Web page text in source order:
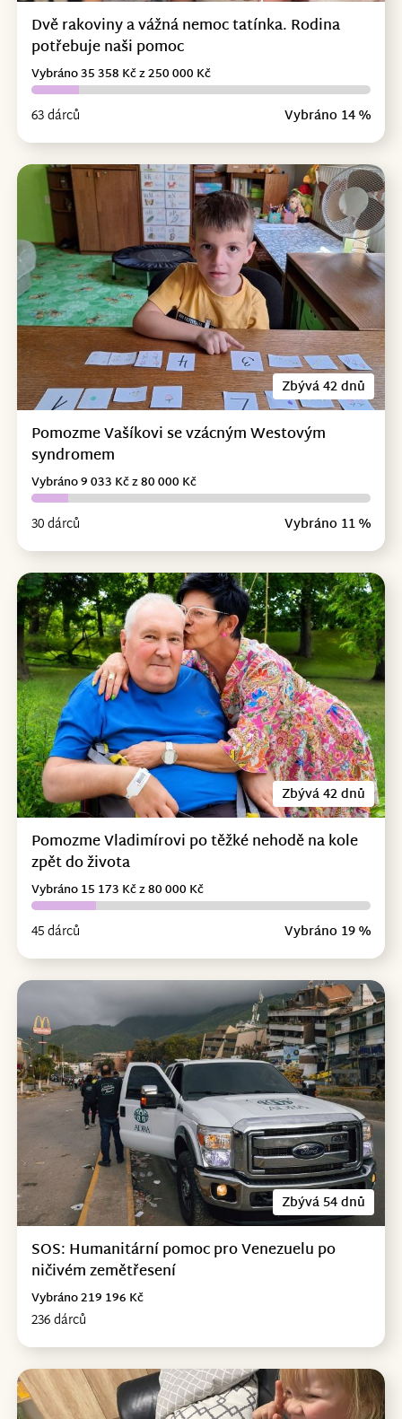
Dvě rakoviny a vážná nemoc tatínka. Rodina
potřebuje naši pomoc
63 dárců Vybráno 14 %
Vybráno 35 358 Kč z 250 000 Kč
Zbývá 42 dnů
Pomozme Vašíkovi se vzácným Westovým
syndromem
30 dárců Vybráno 11 %
Vybráno 9 033 Kč z 80 000 Kč
Zbývá 42 dnů
Pomozme Vladimírovi po těžké nehodě na kole
zpět do života
45 dárců Vybráno 19 %
Vybráno 15 173 Kč z 80 000 Kč
Zbývá 54 dnů
SOS: Humanitární pomoc pro Venezuelu po
ničivém zemětřesení
236 dárců
Vybráno 219 196 Kč